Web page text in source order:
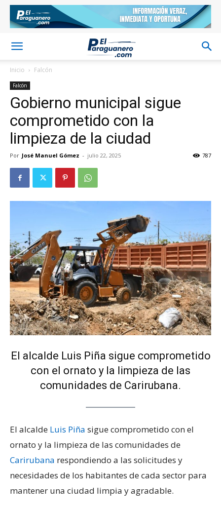
Inicio Falcón
Falcón
Gobierno municipal sigue
comprometido con la
limpieza de la ciudad
Por José Manuel Gómez - julio 22, 2025 787
El alcalde Luis Piña sigue comprometido
con el ornato y la limpieza de las
comunidades de Carirubana.
El alcalde Luis Piña sigue comprometido con el
ornato y la limpieza de las comunidades de
Carirubana respondiendo a las solicitudes y
necesidades de los habitantes de cada sector para
mantener una ciudad limpia y agradable.